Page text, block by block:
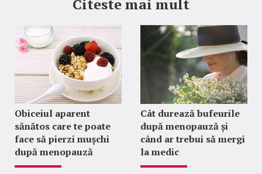
Citeste mai mult
Obiceiul aparent
sănătos care te poate
face să pierzi mușchi
după menopauză
Cât durează bufeurile
după menopauză și
când ar trebui să mergi
la medic